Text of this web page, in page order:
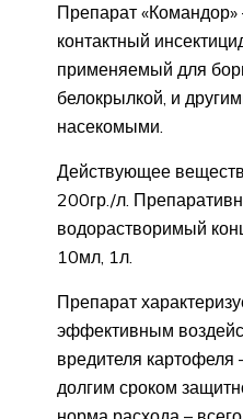
Препарат
контактный
применяемый для
белокрылкой, и
насекомыми.
Действующее
200гр./л.
водорастворимый
10мл, 1л.
Препарат
эффективным
вредителя картофеля
долгим сроком